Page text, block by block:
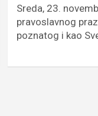
Sreda, 23.
pravoslavnog
poznatog i kao